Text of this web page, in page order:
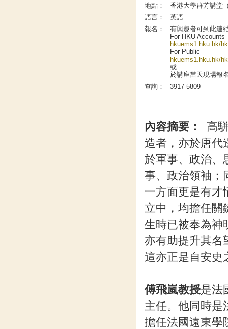
地點：
香港大學群芳講堂
語言：
英語
報名：
有興趣者可到此連
For HKU Accounts
hkuems1.hku.hk/
For Public
hkuems1.hku.hk/
或
於講座當天現場報
查詢：
3917 5809
內容摘要：
高
造者，亦於唐代
於軍事、政治、
事、政治領袖；
一方面更是有才
立中，均擔任關
生時已被奉為神
亦有助提升其名
這亦正是自安史
傅飛嵐教授是法
主任。他同時是
擔任法國遠東學